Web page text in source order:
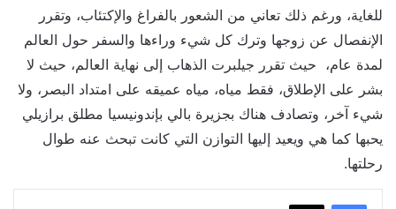
للغاية، ورغم ذلك تعاني من الشعور بالفراغ والإكتئاب، وتقرر
الإنفصال عن زوجها وترك كل شيء وراءها والسفر حول العالم
لمدة عام، حيث تقرر جيلبرت الذهاب إلى نهاية العالم، حيث لا
بشر على الإطلاق، فقط مياه، مياه عميقه على امتداد البصر، ولا
شيء آخر، وتصادف هناك بجزيرة بالي بإندونيسيا مطلق برازيلي
يحبها كما هي ويعيد إليها التوازن التي كانت تبحث عنه طوال
رحلتها.